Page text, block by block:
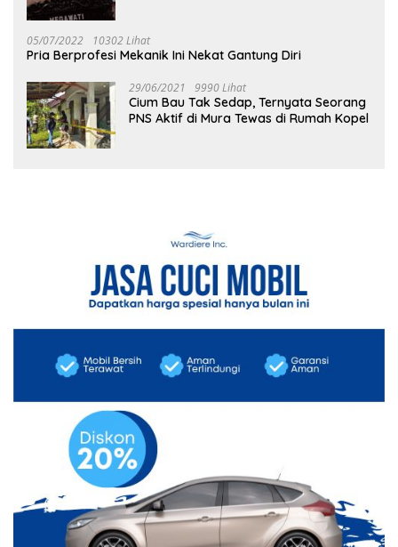
05/07/2022 10302 Lihat
Pria Berprofesi Mekanik Ini Nekat Gantung Diri
29/06/2021 9990 Lihat
Cium Bau Tak Sedap, Ternyata Seorang
PNS Aktif di Mura Tewas di Rumah Kopel